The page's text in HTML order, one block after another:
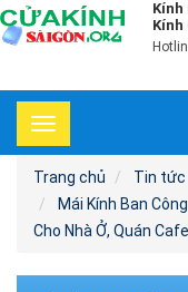
Kính
Kính
Toggle
navigation
Trang chủ
Tin tức
Mái Kính Ban
Cho Nhà Ở, Quán Cafe